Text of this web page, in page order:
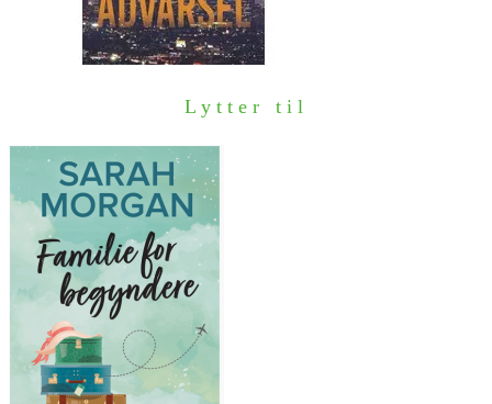
Lytter til